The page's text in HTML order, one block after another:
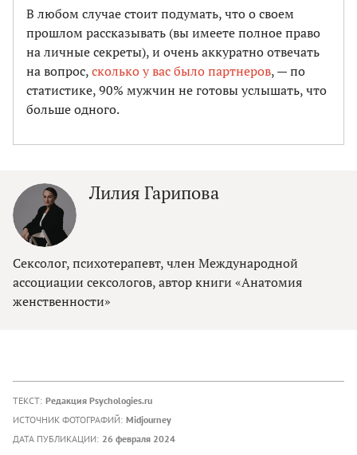
В любом случае стоит подумать, что о своем
прошлом рассказывать (вы имеете полное право
на личные секреты), и очень аккуратно отвечать
на вопрос,сколько у вас было партнеров, — по
статистике, 90% мужчин не готовы услышать, что
больше одного.
Лилия Гарипова
Сексолог, психотерапевт, член Международной
ассоциации сексологов, автор книги «Анатомия
женственности»
ТЕКСТ: Редакция Psychologies.ru
ИСТОЧНИК ФОТОГРАФИЙ: Midjourney
ДАТА ПУБЛИКАЦИИ: 26 февраля 2024